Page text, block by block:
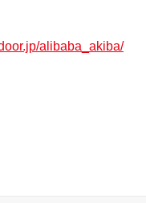
alibaba_akiba/